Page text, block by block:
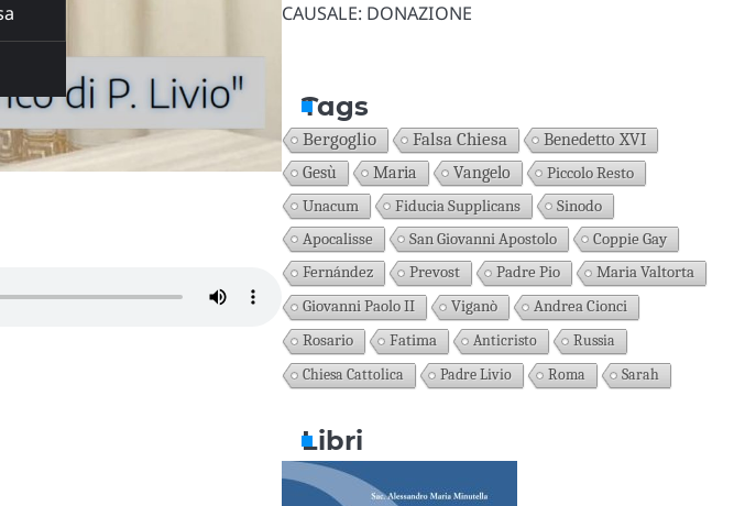
CAUSALE: DONAZIONE
Tags
Bergoglio Falsa Chiesa Benedetto XVI
Gesù Maria Vangelo
Piccolo Resto
Unacum
Fiducia Supplicans
Sinodo
Apocalisse
San Giovanni Apostolo Coppie Gay
Fernández Prevost Padre Pio
Maria Valtorta
Giovanni Paolo II
Viganò
Andrea Cionci
Rosario
Fatima Anticristo
Russia
Chiesa Cattolica
Padre Livio Roma Sarah
Libri